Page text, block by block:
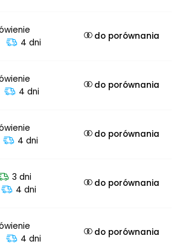
4 dni
do porównania
4 dni
do porównania
4 dni
do porównania
3 dni
4 dni
do porównania
4 dni
do porównania